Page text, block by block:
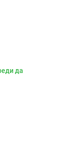
да